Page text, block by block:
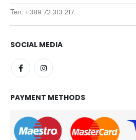
Тел. +389 72 313 217
SOCIAL MEDIA
PAYMENT METHODS